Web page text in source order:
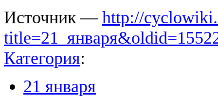
Источник — http://
Категория:
21 января